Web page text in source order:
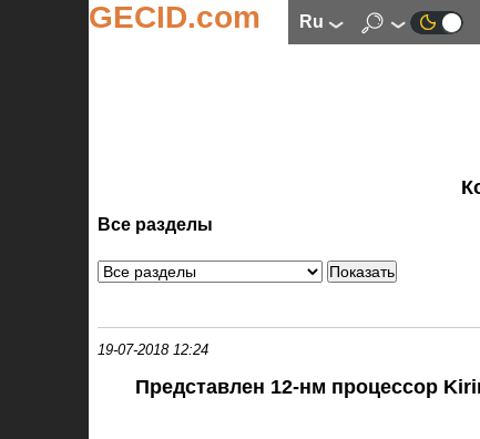
GECID.com ru
Все разделы
19-07-2018 12:24
Представлен 12-нм процессор